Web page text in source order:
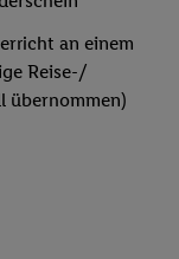
an einem
Reise-/
übernommen)